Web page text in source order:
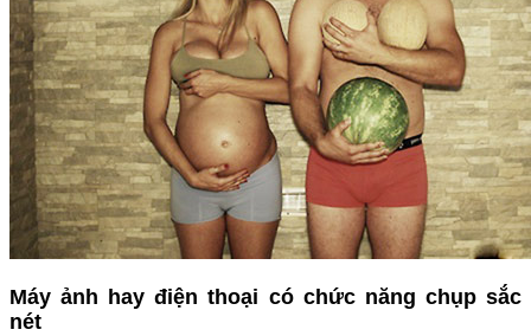
Máy ảnh hay điện thoại có chức năng chụp sắc
nét